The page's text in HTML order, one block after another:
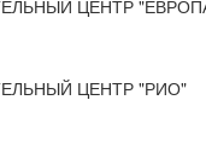
ЦЕНТР
ЦЕНТР "РИО"